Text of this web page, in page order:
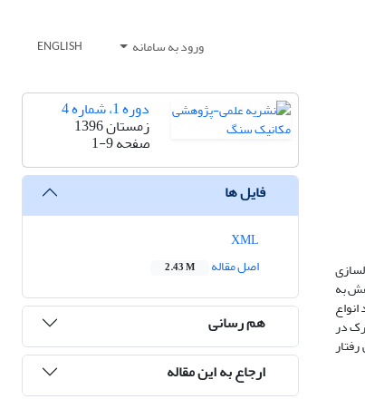
ورود به سامانه ENGLISH
به
در
دوره 1، شماره 4
زمستان 1396
صفحه1-9
فایل ها
اصل مقاله
2.43 M
هم رسانی
ارجاع به این مقاله